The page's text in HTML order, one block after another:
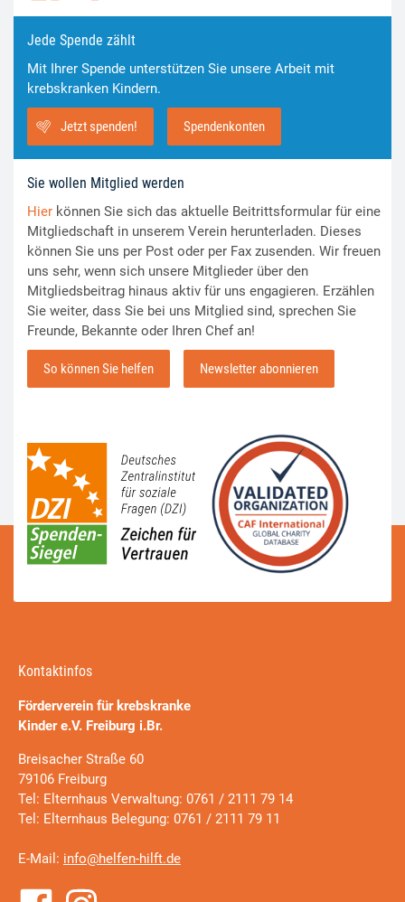
Jede Spende zählt
Mit Ihrer Spende unterstützen Sie unsere Arbeit mit
krebskranken Kindern.
Jetzt spenden! Spendenkonten
Sie wollen Mitglied werden
Hier können Sie sich das aktuelle Beitrittsformular für eine
Mitgliedschaft in unserem Verein herunterladen. Dieses
können Sie uns per Post oder per Fax zusenden. Wir freuen
uns sehr, wenn sich unsere Mitglieder über den
Mitgliedsbeitrag hinaus aktiv für uns engagieren. Erzählen
Sie weiter, dass Sie bei uns Mitglied sind, sprechen Sie
Freunde, Bekannte oder Ihren Chef an!
So können Sie helfen Newsletter abonnieren
Kontaktinfos
Förderverein für krebskranke
Kinder e.V. Freiburg i.Br.
Breisacher Straße 60
79106 Freiburg
Tel: Elternhaus Verwaltung: 0761 / 2111 79 14
Tel: Elternhaus Belegung: 0761 / 2111 79 11
E-Mail: info@helfen-hilft.de